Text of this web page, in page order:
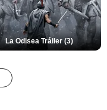
La Odisea Tráiler (3)